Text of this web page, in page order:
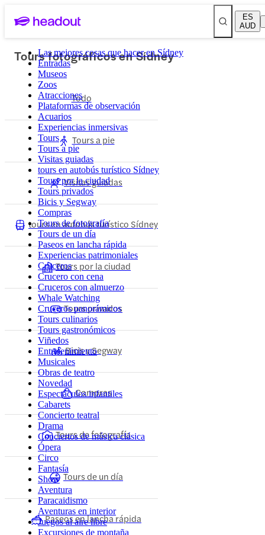
ES
AUD
Las mejores cosas que hacer en Sídney
Entradas
Museos
Zoos
Atracciones
Plataformas de observación
Acuarios
Experiencias inmersivas
Tours
Tours a pie
Visitas guiadas
tours en autobús turístico Sídney
Tours por la ciudad
Tours privados
Bicis y Segway
Compras
Tours de fotografía
Tours de un día
Paseos en lancha rápida
Experiencias patrimoniales
Cruceros
Crucero con cena
Cruceros con almuerzo
Whale Watching
Cruceros panorámicos
Tours culinarios
Tours gastronómicos
Viñedos
Entretenimiento
Musicales
Obras de teatro
Novedad
Espectáculos infantiles
Cabarets
Concierto teatral
Drama
Conciertos de música clásica
Ópera
Circo
Fantasía
Show
Aventura
Paracaidismo
Aventuras en interior
Juegos al aire libre
Excursiones de montaña
Tours fotográficos en Sídney
Todo
Tours a pie
Visitas guiadas
tours en autobús turístico Sídney
Tours por la ciudad
Tours privados
Bicis y Segway
Compras
Tours de fotografía
Tours de un día
Paseos en lancha rápida